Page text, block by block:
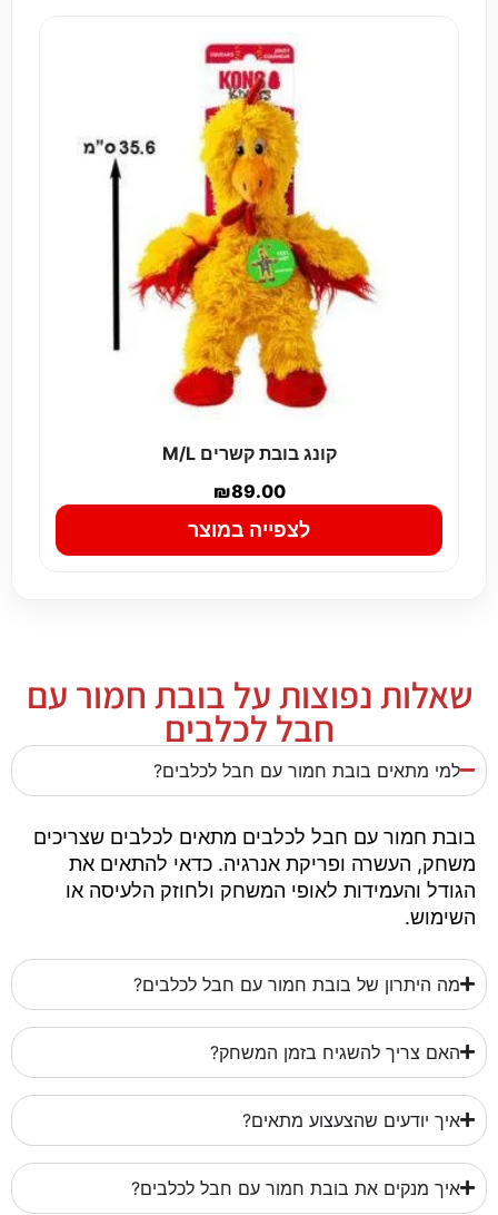
קונג בובת קשרים M/L
₪89.00
לצפייה במוצר
שאלות נפוצות על בובת חמור עם
חבל לכלבים
למי מתאים בובת חמור עם חבל לכלבים?
בובת חמור עם חבל לכלבים מתאים לכלבים שצריכים
משחק, העשרה ופריקת אנרגיה. כדאי להתאים את
הגודל והעמידות לאופי המשחק ולחוזק הלעיסה או
השימוש.
מה היתרון של בובת חמור עם חבל לכלבים?
האם צריך להשגיח בזמן המשחק?
איך יודעים שהצעצוע מתאים?
איך מנקים את בובת חמור עם חבל לכלבים?